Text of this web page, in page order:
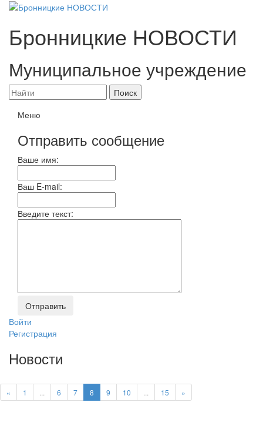
Бронницкие НОВОСТИ
Муниципальное учреждение
Меню
Отправить сообщение
Ваше имя:
Ваш E-mail:
Введите текст:
Войти
Регистрация
Новости
« 1 6 7 8 9 10 15 »